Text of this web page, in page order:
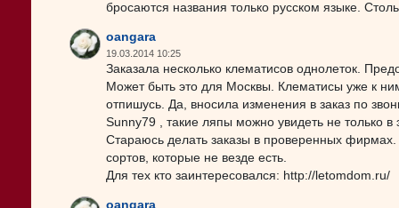
бросаются названия только русском языке.
oangara
19.03.2014 10:25
Заказала несколько клематисов однолеток.
Может быть это для Москвы. Клематисы уже к
отпишусь. Да, вносила изменения в заказ по
Sunny79 , такие ляпы можно увидеть не
Стараюсь делать заказы в проверенных
сортов, которые не везде есть.
Для тех кто заинтересовался: http://letomdom.ru/
oangara